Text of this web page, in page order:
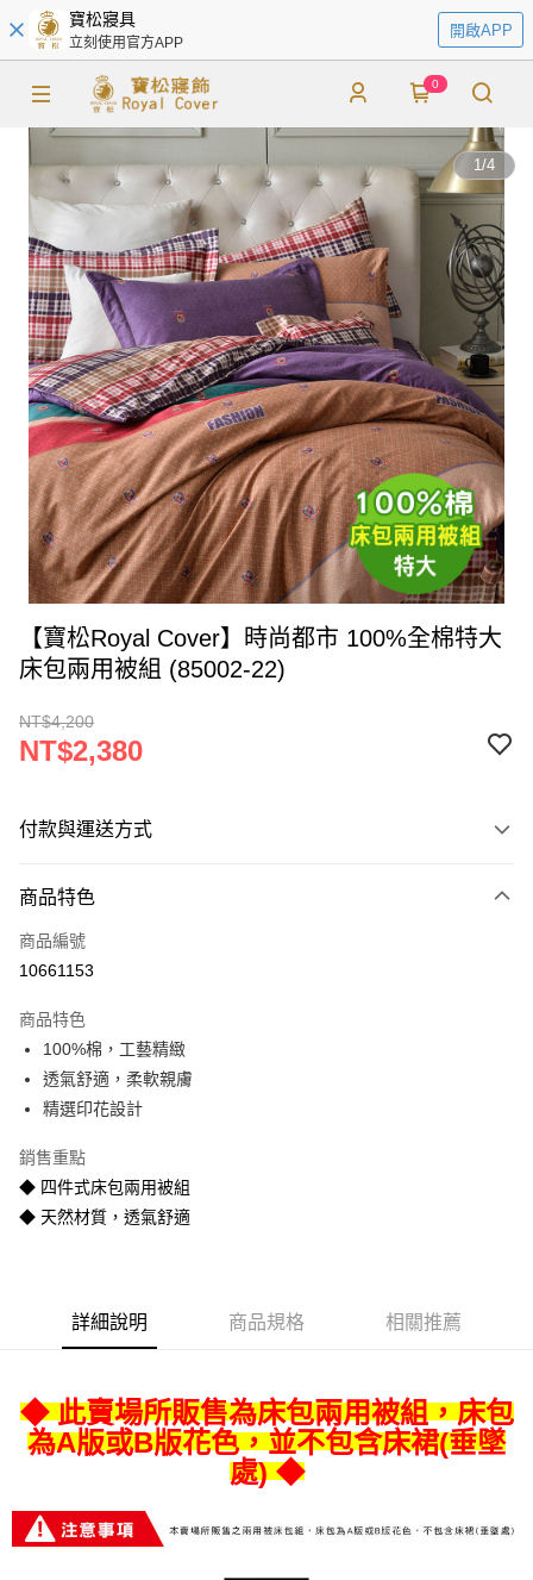
寶松寢具
立刻使用官方APP
開啟APP
0
1/4
【寶松Royal Cover】時尚都市 100%全棉特大
床包兩用被組 (85002-22)
NT$4,200
NT$2,380
付款與運送方式
信用卡一次付款
LINE Pay
街口支付
悠遊付
全盈+PAY
AFTEE先享後付
便利好安心！
【「AFTEE先享後付」結帳流程】
１．於結帳方式選擇「AFTEE先享後付」後，將跳轉至「AFTEE先享後付」
結帳頁面，進行簡訊認證並確認金額後，即可完成結帳。
２．訂單成立數日內，您將收到繳費通知簡訊。
３．收到繳費通知簡訊後14天內，點擊此簡訊中的連結，可透過四大超商／
ATM／網路銀行／等多元方式進行付款，方視為交易完成。
購買商品的店家。未經商家同意取消之訂單仍視為有效，需透過AFTEE先享
運送方式
每筆NT$80
商品特色
商品編號
10661153
商品特色
100%棉，工藝精緻
透氣舒適，柔軟親膚
精選印花設計
銷售重點
◆ 四件式床包兩用被組
◆ 天然材質，透氣舒適
詳細說明 商品規格 相關推薦
◆ 此賣場所販售為床包兩用被組，床包
為A版或B版花色，並不包含床裙(垂墜
處) ◆